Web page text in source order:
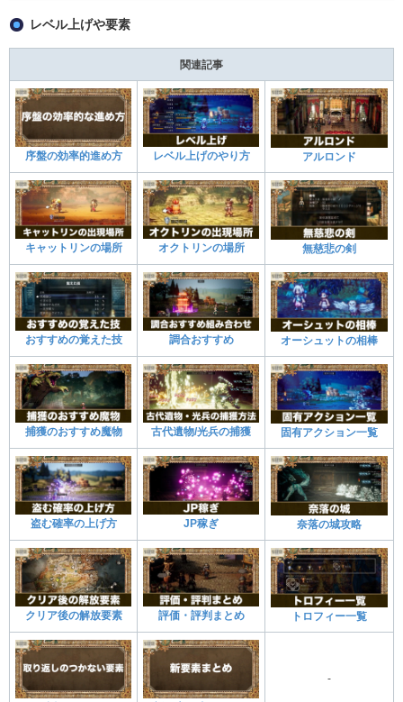
レベル上げや要素
関連記事
序盤の効率的進め方 レベル上げのやり方 アルロンド
キャットリンの場所 オクトリンの場所 無慈悲の剣
おすすめの覚えた技 調合おすすめ オーシュットの相棒
捕獲のおすすめ魔物 古代遺物/光兵の捕獲 固有アクション一覧
盗む確率の上げ方 JP稼ぎ 奈落の城攻略
クリア後の解放要素 評価・評判まとめ トロフィー一覧
-